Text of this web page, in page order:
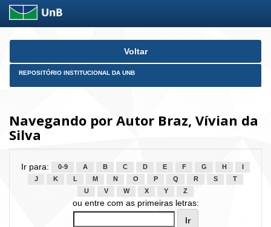
Skip
Voltar
REPOSITÓRIO INSTITUCIONAL DA UNB
Navegando por Autor Braz, Vívian da
Silva
Ir para: 0-9 A B C D E F G H
J
K L M N O P Q R S
T
U
V W X Y Z
ou entre com as primeiras letras: